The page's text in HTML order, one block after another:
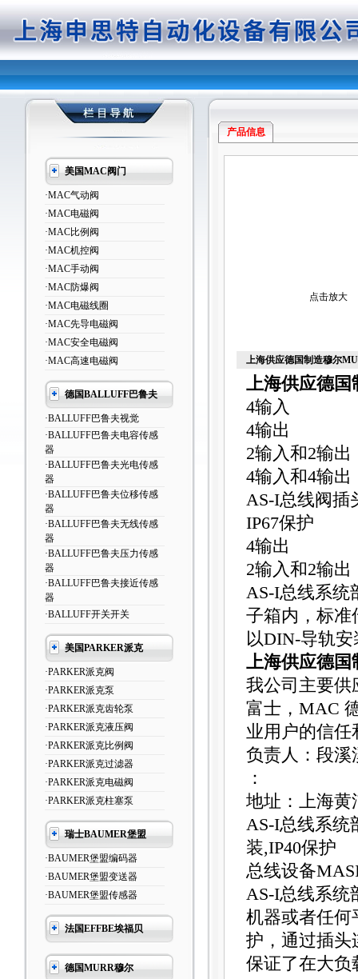
美国MAC阀门
·MAC气动阀
·MAC电磁阀
·MAC比例阀
·MAC机控阀
·MAC手动阀
·MAC防爆阀
·MAC电磁线圈
·MAC先导电磁阀
·MAC安全电磁阀
·MAC高速电磁阀
德国BALLUFF巴鲁夫
·BALLUFF巴鲁夫视觉
·BALLUFF巴鲁夫电容传感
器
·BALLUFF巴鲁夫光电传感
器
·BALLUFF巴鲁夫位移传感
器
·BALLUFF巴鲁夫无线传感
器
·BALLUFF巴鲁夫压力传感
器
·BALLUFF巴鲁夫接近传感
器
·BALLUFF开关开关
美国PARKER派克
·PARKER派克阀
·PARKER派克泵
·PARKER派克齿轮泵
·PARKER派克液压阀
·PARKER派克比例阀
·PARKER派克过滤器
·PARKER派克电磁阀
·PARKER派克柱塞泵
瑞士BAUMER堡盟
·BAUMER堡盟编码器
·BAUMER堡盟变送器
·BAUMER堡盟传感器
法国EFFBE埃福贝
德国MURR穆尔
产品信息
点击放大
上海供应德国制造穆尔
上海供应德
4输入
4输出
2输入和2输出
4输入和4输出
AS-I总线阀插
IP67保护
4输出
2输入和2输出
AS-I总线系统
子箱内，标准
以DIN-导轨安
上海供应德
我公司主要供
富士，MAC
业用户的信任
负责人：段溪
：
地址：上海黄
AS-I总线系统
装,IP40保护
总线设备
AS-I总线系统
机器或者任何
护，通过插头
保证了在大负